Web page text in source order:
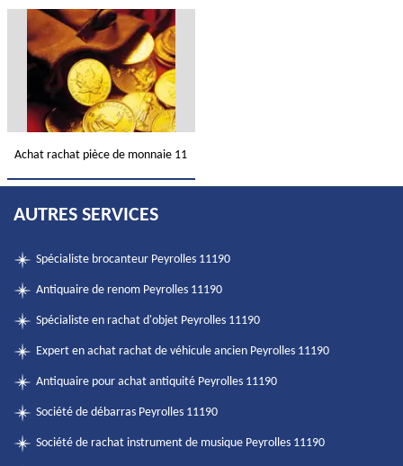
Achat rachat pièce de monnaie 11
AUTRES SERVICES
Spécialiste brocanteur Peyrolles 11190
Antiquaire de renom Peyrolles 11190
Spécialiste en rachat d'objet Peyrolles 11190
Expert en achat rachat de véhicule ancien Peyrolles 11190
Antiquaire pour achat antiquité Peyrolles 11190
Société de débarras Peyrolles 11190
Société de rachat instrument de musique Peyrolles 11190